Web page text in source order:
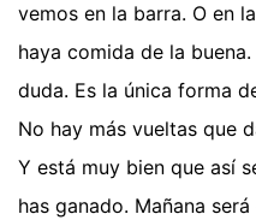
vemos en la barra. O en
haya comida de la
duda. Es la única forma
No hay más vueltas que
Y está muy bien que así
has ganado. Mañana